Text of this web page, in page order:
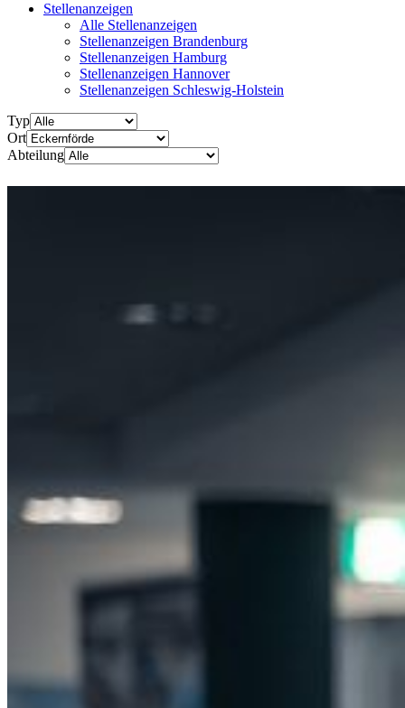
Stellenanzeigen
Alle Stellenanzeigen
Stellenanzeigen Brandenburg
Stellenanzeigen Hamburg
Stellenanzeigen Hannover
Stellenanzeigen Schleswig-Holstein
Typ
Ort
Abteilung